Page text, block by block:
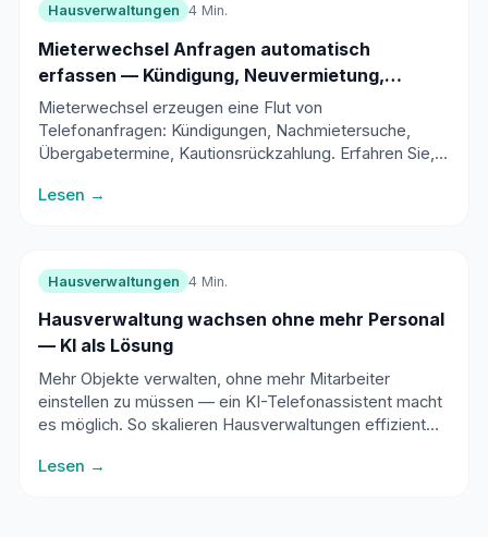
Hausverwaltungen 4 Min.
Mieterwechsel Anfragen automatisch
erfassen — Kündigung, Neuvermietung,
Übergabe
Mieterwechsel erzeugen eine Flut von
Telefonanfragen: Kündigungen, Nachmietersuche,
Übergabetermine, Kautionsrückzahlung. Erfahren Sie,
Lesen →
Hausverwaltungen 4 Min.
Hausverwaltung wachsen ohne mehr Personal
— KI als Lösung
Mehr Objekte verwalten, ohne mehr Mitarbeiter
einstellen zu müssen — ein KI-Telefonassistent macht
es möglich. So skalieren Hausverwaltungen effizient
Lesen →